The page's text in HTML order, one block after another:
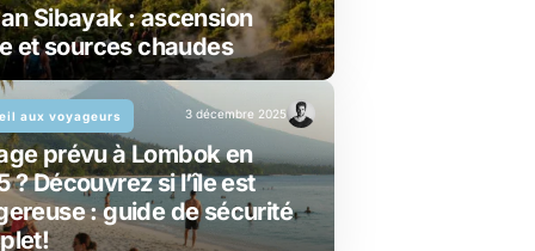
Sibayak : ascension
et sources chaudes
aux voyageurs
prévu à Lombok en
? Découvrez si l’île est
: guide de sécurité
3 décembre 2025